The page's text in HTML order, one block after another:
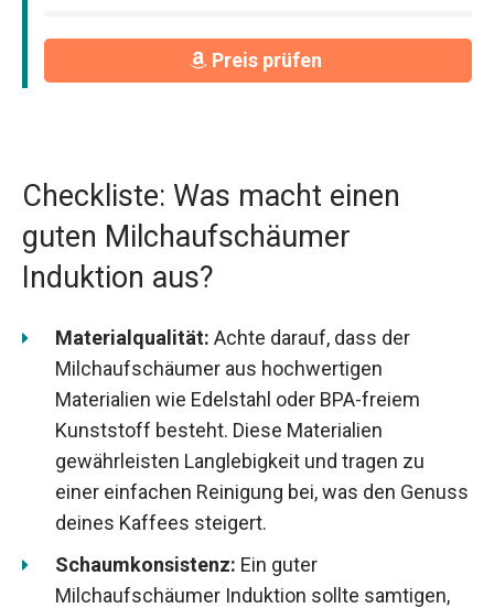
Preis prüfen
Checkliste: Was macht einen
guten Milchaufschäumer
Induktion aus?
Materialqualität: Achte darauf, dass der
Milchaufschäumer aus hochwertigen
Materialien wie Edelstahl oder BPA-freiem
Kunststoff besteht. Diese Materialien
gewährleisten Langlebigkeit und tragen zu
einer einfachen Reinigung bei, was den Genuss
deines Kaffees steigert.
Schaumkonsistenz: Ein guter
Milchaufschäumer Induktion sollte samtigen,